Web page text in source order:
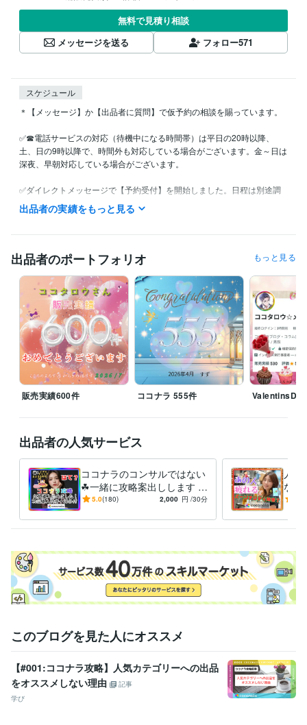
無料で見積り相談
メッセージを送る
フォロー571
スケジュール
＊【メッセージ】か【出品者に質問】で仮予約の相談を賜っています。
✅☎電話サービスの対応（待機中になる時間帯）は平日の20時以降、
土、日の9時以降で、時間外も対応している場合がございます。金～日は
深夜、早朝対応している場合がございます。
✅ダイレクトメッセージで【予約受付】を開始しました。日程は別途調
整が必要となります。
☎電話サービスの対応時間外（退席中）はメッセージの返信にお時間が
✅ビデオチャットサービスは事前にスケジュール調整が必要になりま
す。上記の☎対応時間と同じ時間帯になりますが、出来る限り調整いた
しますのでダイレクトメッセージからご相談下さい。
◼️ダイレクトメッセージの送り方
●スマートフォンの場合
・各ページ左下にある【メッセージを送る】から送信
●パソコンの場合
・ホームページの丸い出品者アイコン右端にある【メッセージを送る】
から送信
・その他のページの場合は左上の丸い出品者アイコン下方にある【メッ
セージを送る】から送信
と助かります。
経験職種
営業 / 営業事務・アシスタント 経験年数 : 15年
カスタマーサポート・カスタマーサクセス / カスタマーサクセス
経
験年数 : 15年
ルプデスク
経験年数 : 15年
カスタマーサポート・カスタマーサクセス / コールセンター管理・運
営
経験年数 : 15年
事務・ビジネスサポート / 事務（一般事務） 経験年数 : 15年
ココナラブログ・ランキング第１位！(コラムお気に入り数順)
ブログ・ランキング第１位！(コラムお気に入り数順)
コナラランク•レギュラー 渋谷東急プラモデルコンテスト ２位 改善
提案トップ賞 改善提案トップ賞
出品者の実績をもっと見る
出品者のポートフォリオ もっと見る
販売実績600件 ココナラ 555件
出品者の人気サービス
ココナラのコンサルではない
☘一緒に攻略案出しします 売
れるコツ＊上位表示＊サムネ
ラブル
5.0(180) 2,000 円 /30分
人
なる
界性
このブログを見た人にオススメ
【#001:ココナラ攻略】人気カテゴリーへの出品
をオススメしない理由
記事
学び